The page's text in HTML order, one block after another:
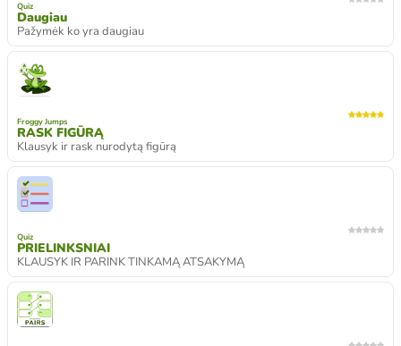
Quiz
Daugiau
Pažymėk ko yra daugiau
Froggy Jumps
RASK FIGŪRĄ
Klausyk ir rask nurodytą figūrą
Quiz
PRIELINKSNIAI
KLAUSYK IR PARINK TINKAMĄ ATSAKYMĄ